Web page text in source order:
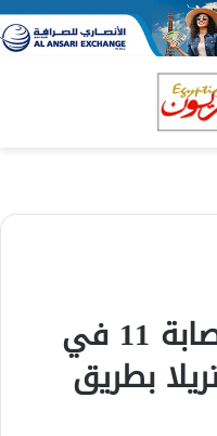
مصرع 4 أشخاص وإصابة 11 في
بطريق